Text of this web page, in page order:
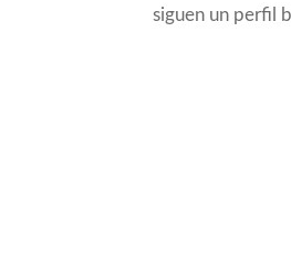
siguen un perfil